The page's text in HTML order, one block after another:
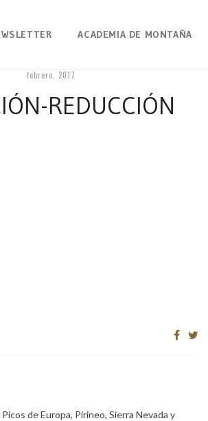
ACADEMIA DE MONTAÑA
febrero, 2017
REDUCCIÓN
de Europa, Pirineo, Sierra Nevada y